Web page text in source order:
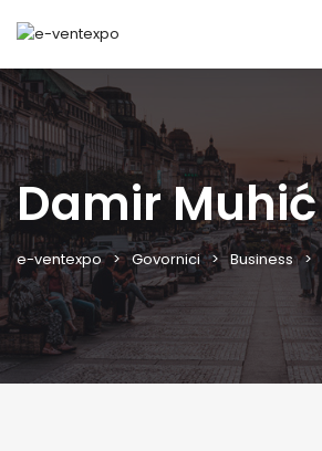
Damir Muhić
e-ventexpo Govornici Business